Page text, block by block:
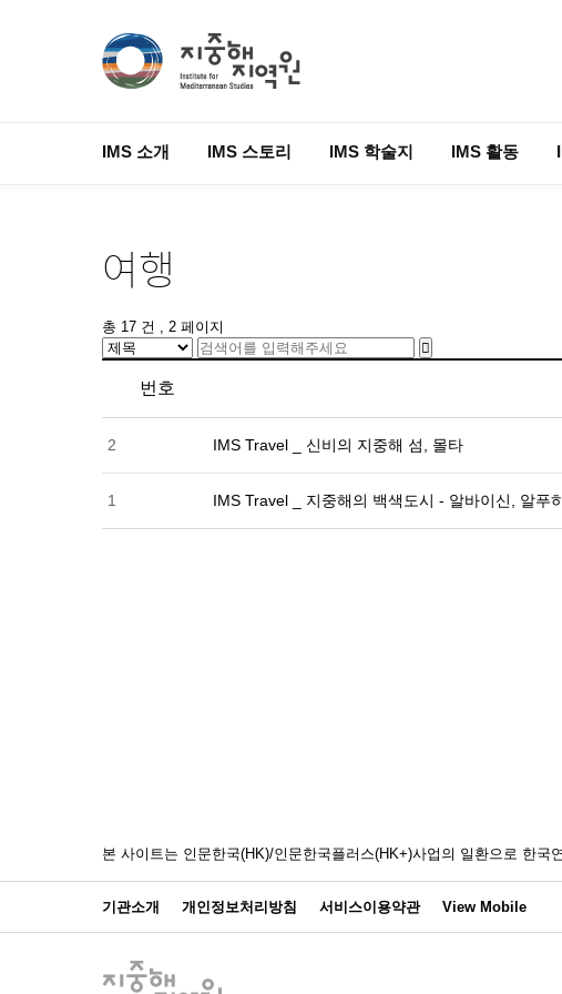
IMS 소개 IMS 스토리 IMS 학술지 IMS 활동
여행
총 17 건 , 2 페이지
번호
2 IMS Travel _ 신비의 지중해 섬, 몰타
1 IMS Travel _ 지중해의 백색도시 - 알바이신, 알푸
본 사이트는 인문한국(HK)/인문한국플러스(HK+)사업의 일환으로 한
기관소개 개인정보처리방침 서비스이용약관 View Mobile